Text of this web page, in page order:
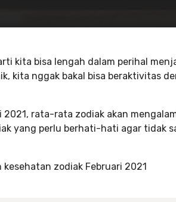
kita bisa lengah dalam perihal
kita nggak bakal bisa beraktivitas
rata-rata zodiak akan
yang perlu berhati-hati agar tidak
zodiak Februari 2021